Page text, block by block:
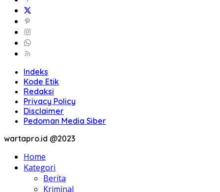
Indeks
Kode Etik
Redaksi
Privacy Policy
Disclaimer
Pedoman Media Siber
wartapro.id @2023
Home
Kategori
Berita
Kriminal